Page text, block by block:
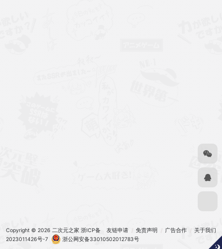
友链申请 免责声明 广告合作 关于我们
Copyright © 2026 二次元之家 浙ICP备
2023011426号-7
浙公网安备33010502012783号